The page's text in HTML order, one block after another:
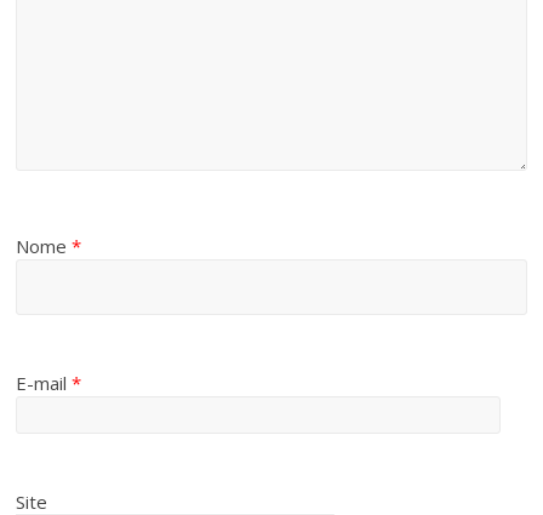
Nome*
E-mail*
Site